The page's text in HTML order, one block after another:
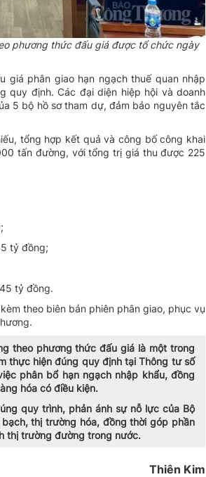
phương thức đấu giá được tổ chức ngày
giá phân giao hạn ngạch thuế quan nhập
quy định. Các đại diện hiệp hội và doanh
5 bộ hồ sơ tham dự, đảm bảo nguyên tắc
tổng hợp kết quả và công bố công khai
tấn đường, với tổng trị giá thu được 225
tỷ đồng;
tỷ đồng.
theo biên bản phiên phân giao, phục vụ
theo phương thức đấu giá là một trong
thực hiện đúng quy định tại Thông tư số
phân bổ hạn ngạch nhập khẩu, đồng
hóa có điều kiện.
quy trình, phản ánh sự nỗ lực của Bộ
thị trường hóa, đồng thời góp phần
thị trường đường trong nước.
Thiên Kim